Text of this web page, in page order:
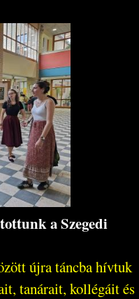
a Szegedi
újra táncba hívtuk
tanárait, kollégáit és